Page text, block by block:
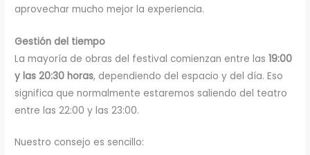
aprovechar mucho mejor la experiencia.
Gestión del tiempo
La mayoría de obras del festival comienzan entre las19:00
y las 20:30 horas, dependiendo del espacio y del día. Eso
significa que normalmente estaremos saliendo del teatro
entre las 22:00 y las 23:00.
Nuestro consejo es sencillo: